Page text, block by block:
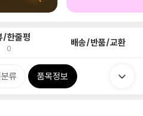
/한줄평
0 배송/반품/교환
류 품목정보